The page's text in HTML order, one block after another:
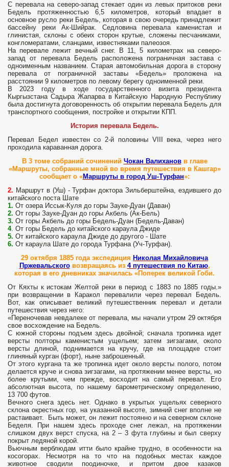
С перевала на северо-запад стекает один из левых притоков реки
Бедель протяженностью 6,5 километров, который впадает в
основное русло реки Бедель, которая в свою очередь принадлежит
бассейну реки Ак-Шийрак. Седловина перевала каменистая и
глинистая, склоны с обеих сторон кру­тые, сложены песчаниками,
конгло­мератами, сланцами, известняками палеозоя.
На перевале лежит вечный снег. В 11, 5 километрах на северо-
запад от перевала Бедель расположена пограничная застава с
одноименным названием. Старая автомобильная дорога в сторону
перевала от пограничной заставы «Бедель» проложена на
расстоянии 9 километров по левому берегу одноименной реки.
В 2023 году в ходе государственного визита президента
Кыргызстана Садыра Жапарва в Китайскую Народную Республику
была достигнута договоренность об открытии перевала Бедель для
транспортного сообщения, постройке и открытии КПП.
История перевала Бедель.
Перевал Бедел известен со 2-й половины VIII века, через него
проходила караванная дорога.
В 3 томе собраний сочинений Чокан Валихановв главе
«Маршруты, собранные мной во время путешествия в Кашгар»
сообщает о «Маршруты в город Уш-Турфан»:
2. Маршрут в (Уш) - Турфан доктора Зильберштейна, ездившего до
китайского поста Шате
1. От озера Иссык-Куля до горы Зауке-Дуан (Даван)
2. От горы Зауке-Дуан до горы Акбель (Ак-Бель)
3. От горы Акбель до горы Бедель-Дуан (Бедель-Даван)
4. От горы Бедель до китайского караула Джиде
5. От китайского караула Джиде до другого - Шате
6. От караула Шате до города Турфана (Уч-Турфан).
29 октября 1885 года экспедиция Николая Михайловича
Пржевальскоговозвращаясь из 4 путешествия по Китаю,
которая в его дневниках значилась «Поперек великой Гоби.
От Кяхты к истокам Желтой реки в период с 1883 по 1885 годы.»
при возвращении в Каракол перевалили через перевал Бедель.
Вот, как описывает великий путешественник перевал и детали
путешествия через него:
«Переночевав невдалеке от перевала, мы начали утром 29 октября
свое восхождение на Бедель.
С южной стороны подъем здесь двойной; сначала тропинка идет
версты полторы каменистым ущельем; затем зигзагами, около
версты длиной, поднимается на кручу, где на площадке стоит
глиняный курган (форт), ныне заброшенный.
От этого кургана та же тропинка идет около версты полого, потом
делается круче и снова зигзагами, на протяжении менее версты, но
более крутыми, чем прежде, восходит на самый перевал. Его
абсолютная высота, по нашему барометрическому определению,
13 700 футов.
Вечного снега здесь нет. Однако в укрытых ущельях северного
склона окрестных гор, на указанной высоте, зимний снег вполне не
растаивает. Быть может, он лежит постоянно и на северном склоне
Беделя. При нашем здесь проходе снег лежал, на протяжении
слишком двух верст спуска, на 2 – 3 фута глубины и был сверху
покрыт ледяной корой.
Вьючным верблюдам итти было крайне трудно, в особенности на
косогорах. Несмотря на то что на подобных местах каждое
животное сводили поодиночке, и притом двое казаков